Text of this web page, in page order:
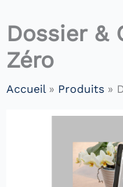
Dossier &
Zéro
Accueil Produits